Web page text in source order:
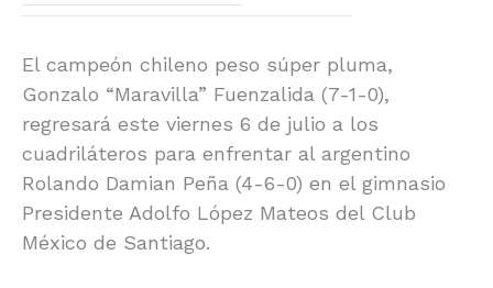
El campeón chileno peso súper pluma,
Gonzalo “Maravilla” Fuenzalida (7-1-0),
regresará este viernes 6 de julio a los
cuadriláteros para enfrentar al argentino
Rolando Damian Peña (4-6-0) en el gimnasio
Presidente Adolfo López Mateos del Club
México de Santiago.